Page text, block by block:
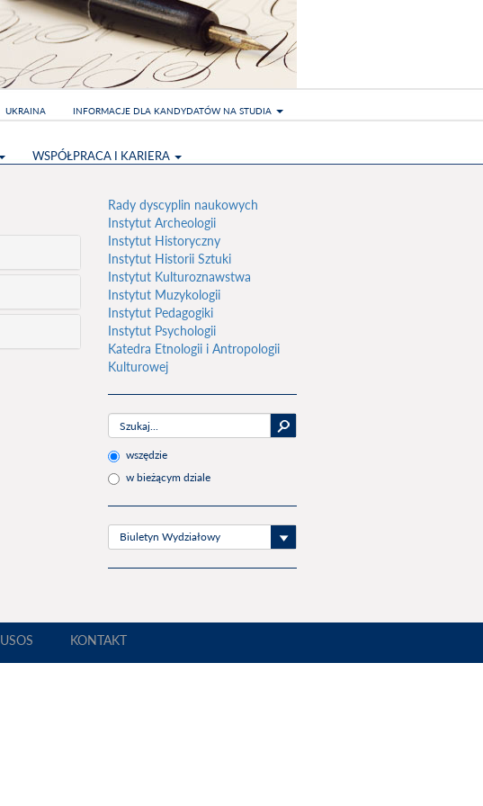
WSPÓŁPRACA I KARIERA
UKRAINA INFORMACJE DLA KANDYDATÓW NA STUDIA
Rady dyscyplin naukowych
Instytut Archeologii
Instytut Historyczny
Instytut Historii Sztuki
Instytut Kulturoznawstwa
Instytut Muzykologii
Instytut Pedagogiki
Instytut Psychologii
Katedra Etnologii i Antropologii
Kulturowej
wszędzie
w bieżącym dziale
Biuletyn Wydziałowy
USOS KONTAKT